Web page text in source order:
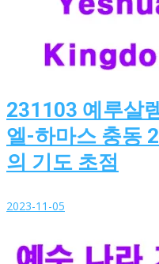
231103 예루살
엘-하마스 충동
의 기도 초점
2023-11-05